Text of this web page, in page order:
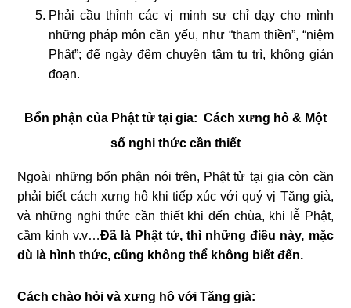
Phải cầu thỉnh các vị minh sư chỉ dạy cho mình
những pháp môn cần yếu, như “tham thiền”, “niệm
Phật”; để ngày đêm chuyên tâm tu trì, không gián
đoạn.
Bổn phận của Phật tử tại gia: Cách xưng hô & Một
số nghi thức cần thiết
Ngoài những bổn phận nói trên, Phật tử tại gia còn cần
phải biết cách xưng hô khi tiếp xúc với quý vị Tăng già,
và những nghi thức cần thiết khi đến chùa, khi lễ Phật,
cầm kinh v.v…Ðã là Phật tử, thì những điều này, mặc
dù là hình thức, cũng không thể không biết đến.
Cách chào hỏi và xưng hô với Tăng già: